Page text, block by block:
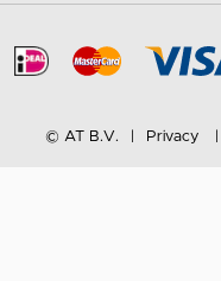
© AT B.V. Privacy